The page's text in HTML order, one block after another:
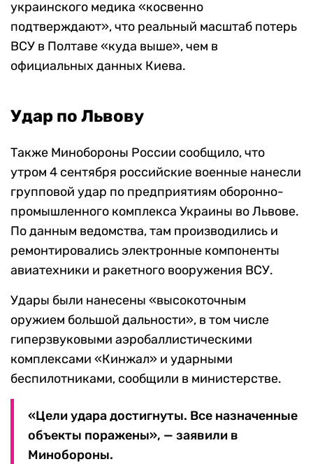
украинского медика «косвенно
подтверждают», что реальный масштаб потерь
ВСУ в Полтаве «куда выше», чем в
официальных данных Киева.
Удар по Львову
Также Минобороны России сообщило, что
утром 4 сентября российские военные нанесли
групповой удар по предприятиям оборонно-
промышленного комплекса Украины во Львове.
По данным ведомства, там производились и
ремонтировались электронные компоненты
авиатехники и ракетного вооружения ВСУ.
Удары были нанесены «высокоточным
оружием большой дальности», в том числе
гиперзвуковыми аэробаллистическими
комплексами «Кинжал» и ударными
беспилотниками, сообщили в министерстве.
«Цели удара достигнуты. Все назначенные
объекты поражены», — заявили в
Минобороны.